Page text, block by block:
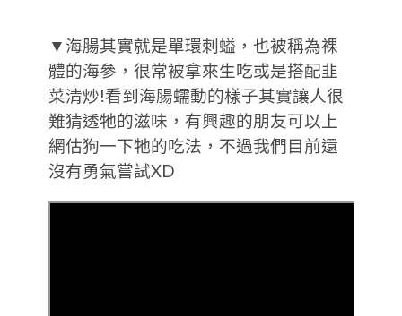
▼海腸其實就是單環刺螠，也被稱為裸
體的海參，很常被拿來生吃或是搭配韭
菜清炒!看到海腸蠕動的樣子其實讓人很
難猜透牠的滋味，有興趣的朋友可以上
網估狗一下牠的吃法，不過我們目前還
沒有勇氣嘗試XD